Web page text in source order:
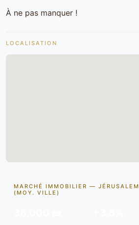
À ne pas manquer !
LOCALISATION
MARCHÉ IMMOBILIER — JÉRUSALEM
(MOY. VILLE)